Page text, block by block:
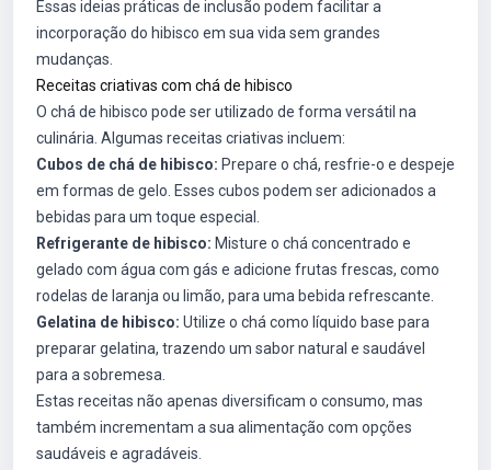
Essas ideias práticas de inclusão podem facilitar a
incorporação do hibisco em sua vida sem grandes
mudanças.
Receitas criativas com chá de hibisco
O chá de hibisco pode ser utilizado de forma versátil na
culinária. Algumas receitas criativas incluem:
Cubos de chá de hibisco: Prepare o chá, resfrie-o e despeje
em formas de gelo. Esses cubos podem ser adicionados a
bebidas para um toque especial.
Refrigerante de hibisco: Misture o chá concentrado e
gelado com água com gás e adicione frutas frescas, como
rodelas de laranja ou limão, para uma bebida refrescante.
Gelatina de hibisco: Utilize o chá como líquido base para
preparar gelatina, trazendo um sabor natural e saudável
para a sobremesa.
Estas receitas não apenas diversificam o consumo, mas
também incrementam a sua alimentação com opções
saudáveis e agradáveis.